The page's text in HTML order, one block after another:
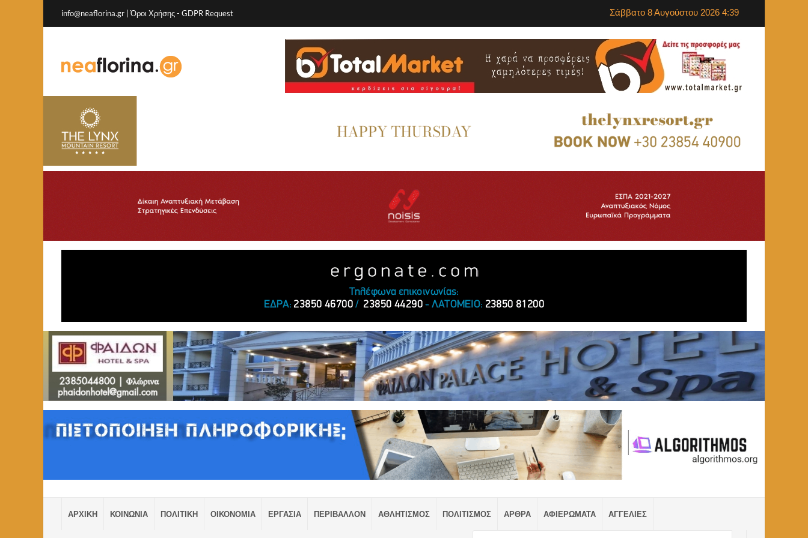
info@neaflorina.gr |Όροι Χρήσης- GDPR Request Σάββατο 8 Αυγούστου 2026 4:39
ΑΡΧΙΚΗ ΚΟΙΝΩΝΙΑ ΠΟΛΙΤΙΚΗ ΟΙΚΟΝΟΜΙΑ ΕΡΓΑΣΙΑ ΠΕΡΙΒΑΛΛΟΝ ΑΘΛΗΤΙΣΜΟΣ ΠΟΛΙΤΙΣΜΟΣ ΑΡΘΡΑ ΑΦΙΕΡΩΜΑΤΑ ΑΓΓΕΛΙΕΣ